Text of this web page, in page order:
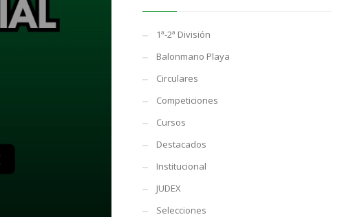
1ª-2ª División
Balonmano Playa
Circulares
Competiciones
Cursos
Destacados
Institucional
JUDEX
Selecciones